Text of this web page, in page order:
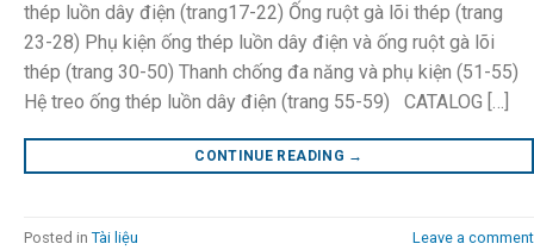
thép luồn dây điện (trang17-22) Ống ruột gà lõi thép (trang
23-28) Phụ kiện ống thép luồn dây điện và ống ruột gà lõi
thép (trang 30-50) Thanh chống đa năng và phụ kiện (51-55)
Hệ treo ống thép luồn dây điện (trang 55-59) CATALOG […]
CONTINUE READING →
Posted in Tài liệu Leave a comment